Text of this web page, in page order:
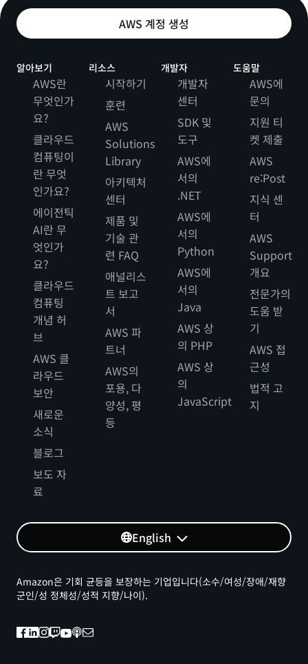
AWS 계정 생성
알아보기
AWS란
무엇인가
요?
클라우드
컴퓨팅이
란 무엇
인가요?
에이전틱
AI란 무
엇인가
요?
클라우드
컴퓨팅
개념 허
브
AWS 클
라우드
보안
새로운
소식
블로그
보도 자
료
리소스
시작하기
훈련
AWS
Solutions
Library
아키텍처
센터
제품 및
기술 관
련 FAQ
애널리스
트 보고
서
AWS 파
트너
AWS의
포용, 다
양성, 평
등
개발자
개발자
센터
SDK 및
도구
AWS에
서의
.NET
AWS에
서의
Python
AWS에
서의
Java
AWS 상
의 PHP
AWS 상
의
JavaScript
도움말
AWS에
문의
지원 티
켓 제출
AWS
re:Post
지식 센
터
AWS
Support
개요
전문가의
도움 받
기
AWS 접
근성
법적 고
지
English
Amazon은 기회 균등을 보장하는 기업입니다(소수/여성/장애/재향
군인/성 정체성/성적 지향/나이).